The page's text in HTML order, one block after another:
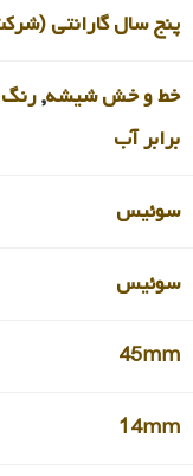
پنج سال گارانتی
خط و خش شیشه,
برابر آب
سوئیس
سوئیس
45mm
14mm